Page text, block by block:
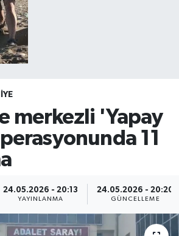
merkezli 'Yapay
11
24.05.2026 - 20:13
YAYINLANMA
24.05.2026 - 20:20
GÜNCELLEME